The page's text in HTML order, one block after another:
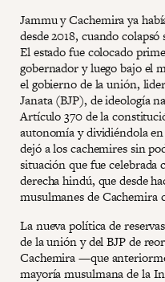
Jammu y Cachemira ya
desde 2018, cuando
El estado fue colocado
gobernador y luego bajo el
el gobierno de la unión,
Janata (BJP), de ideología
Artículo 370 de la
autonomía y dividiéndola
dejó a los cachemires sin
situación que fue celebrada
derecha hindú, que desde
musulmanes de Cachemira
La nueva política de
de la unión y del BJP de
Cachemira —que
mayoría musulmana de la